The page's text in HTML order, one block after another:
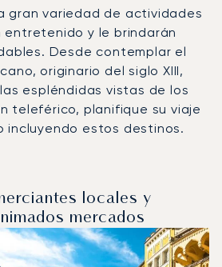
gran variedad de actividades
entretenido y le brindarán
Desde contemplar el
originario del siglo XIII,
espléndidas vistas de los
teleférico, planifique su viaje
incluyendo estos destinos.
locales y
mercados